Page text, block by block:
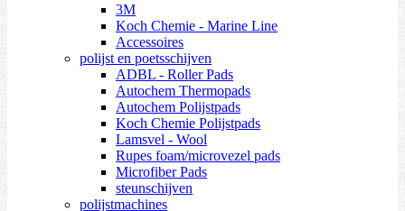
3M
Koch Chemie - Marine Line
Accessoires
polijst en poetsschijven
ADBL - Roller Pads
Autochem Thermopads
Autochem Polijstpads
Koch Chemie Polijstpads
Lamsvel - Wool
Rupes foam/microvezel pads
Microfiber Pads
steunschijven
polijstmachines